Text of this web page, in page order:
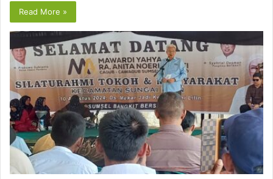
Read More »